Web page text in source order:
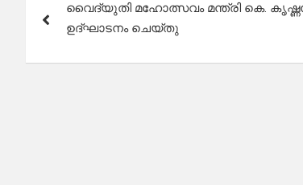
navigation
വൈദ്യുതി മഹോത്സവം മന്ത്രി കെ.
ഉദ്ഘാടനം ചെയ്തു